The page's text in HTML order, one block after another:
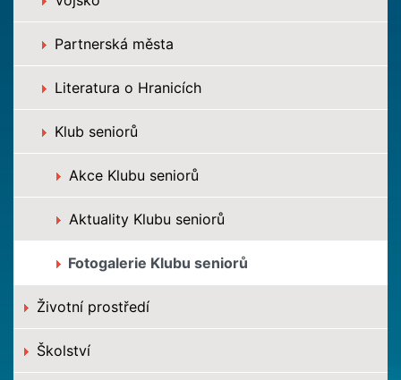
Partnerská města
Literatura o Hranicích
Klub seniorů
Akce Klubu seniorů
Aktuality Klubu seniorů
Fotogalerie Klubu seniorů
Životní prostředí
Školství